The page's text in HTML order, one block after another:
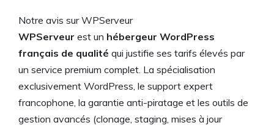
Notre avis sur WPServeur
WPServeur est un hébergeur WordPress
français de qualité qui justifie ses tarifs élevés par
un service premium complet. La spécialisation
exclusivement WordPress, le support expert
francophone, la garantie anti-piratage et les outils de
gestion avancés (clonage, staging, mises à jour